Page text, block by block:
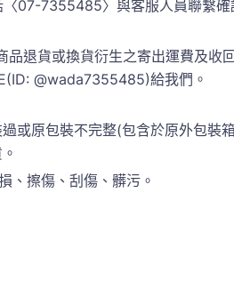
07-7355485〉與客服人員聯繫
退貨或換貨衍生之寄出運費及收
@wada7355485)給我們。
或原包裝不完整(包含於原外包裝
、擦傷、刮傷、髒污。